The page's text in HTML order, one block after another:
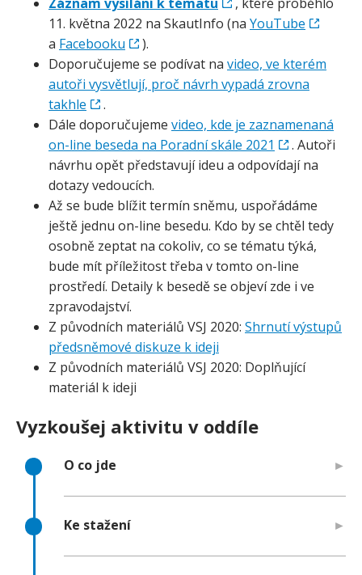
11. května 2022 na SkautInfo (na YouTube
a Facebooku
).
Doporučujeme se podívat na video, ve kterém
autoři vysvětlují, proč návrh vypadá zrovna
takhle
.
Dále doporučujeme video, kde je zaznamenaná
on-line beseda na Poradní skále 2021
. Autoři
návrhu opět představují ideu a odpovídají na
dotazy vedoucích.
Až se bude blížit termín sněmu, uspořádáme
ještě jednu on-line besedu. Kdo by se chtěl tedy
osobně zeptat na cokoliv, co se tématu týká,
bude mít příležitost třeba v tomto on-line
prostředí. Detaily k besedě se objeví zde i ve
zpravodajství.
Z původních materiálů VSJ 2020: Shrnutí výstupů
předsněmové diskuze k ideji
Z původních materiálů VSJ 2020: Doplňující
materiál k ideji
Vyzkoušej aktivitu v oddíle
O co jde
Ke stažení